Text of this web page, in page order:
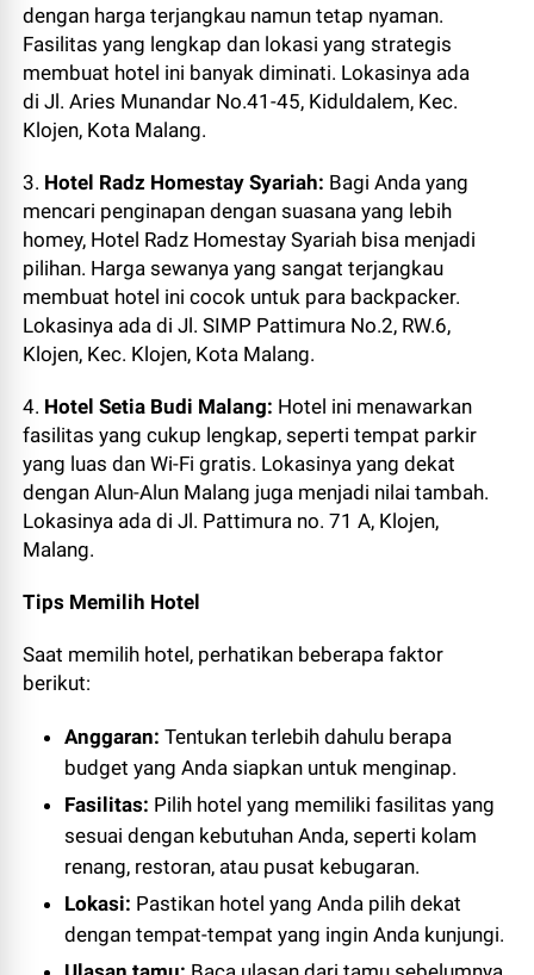
dengan harga terjangkau namun tetap nyaman.
Fasilitas yang lengkap dan lokasi yang strategis
membuat hotel ini banyak diminati. Lokasinya ada
diJl. Aries Munandar No.41-45, Kiduldalem, Kec.
Klojen, Kota Malang.
3. Hotel Radz Homestay Syariah: Bagi Anda yang
mencari penginapan dengan suasana yang lebih
homey, Hotel Radz Homestay Syariah bisa menjadi
pilihan. Harga sewanya yang sangat terjangkau
membuat hotel ini cocok untuk para backpacker.
Lokasinya ada diJl. SIMP Pattimura No.2, RW.6,
Klojen, Kec. Klojen, Kota Malang.
4. Hotel Setia Budi Malang: Hotel ini menawarkan
fasilitas yang cukup lengkap, seperti tempat parkir
yang luas dan Wi-Fi gratis. Lokasinya yang dekat
dengan Alun-Alun Malang juga menjadi nilai tambah.
Lokasinya ada diJl. Pattimura no. 71 A, Klojen,
Malang.
Tips Memilih Hotel
Saat memilih hotel, perhatikan beberapa faktor
berikut:
Anggaran: Tentukan terlebih dahulu berapa
budget yang Anda siapkan untuk menginap.
Fasilitas: Pilih hotel yang memiliki fasilitas yang
sesuai dengan kebutuhan Anda, seperti kolam
renang, restoran, atau pusat kebugaran.
Lokasi: Pastikan hotel yang Anda pilih dekat
dengan tempat-tempat yang ingin Anda kunjungi.